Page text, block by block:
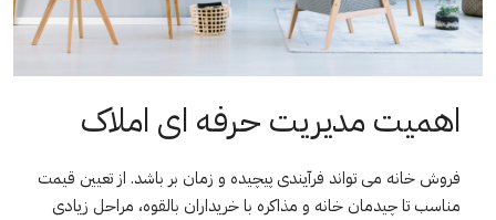
اهمیت مدیریت حرفه ای املاک
فروش خانه می تواند فرآیندی پیچیده و زمان بر باشد. از تعیین قیمت
مناسب تا چیدمان خانه و مذاکره با خریداران بالقوه، مراحل زیادی